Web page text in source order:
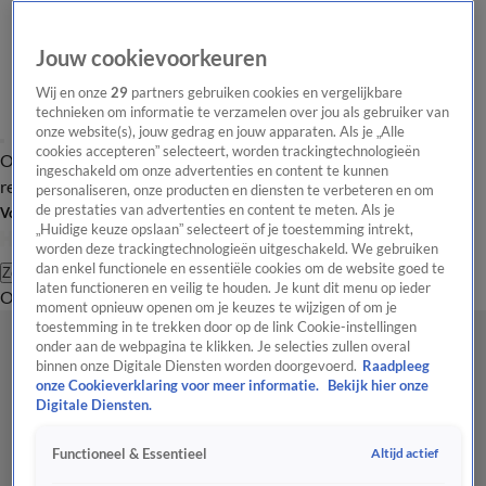
Overzicht Laatste nieuws Regionieuws Het beste van Hart
Tip de
redactie
Volg Hart van Nederland
Zoeken
OverzichtRegioUitzendingenWeerTip de redactiePanelVideo's
Jouw cookievoorkeuren
Wij en onze29 partners gebruiken cookies en vergelijkbare
technieken om informatie te verzamelen over jou als gebruiker van
onze website(s), jouw gedrag en jouw apparaten. Als je „Alle
cookies accepteren” selecteert, worden trackingtechnologieën
ingeschakeld om onze advertenties en content te kunnen
personaliseren, onze producten en diensten te verbeteren en om
de prestaties van advertenties en content te meten. Als je
„Huidige keuze opslaan” selecteert of je toestemming intrekt,
worden deze trackingtechnologieën uitgeschakeld. We gebruiken
dan enkel functionele en essentiële cookies om de website goed te
laten functioneren en veilig te houden. Je kunt dit menu op ieder
moment opnieuw openen om je keuzes te wijzigen of om je
toestemming in te trekken door op de link Cookie-instellingen
onder aan de webpagina te klikken. Je selecties zullen overal
binnen onze Digitale Diensten worden doorgevoerd. Raadpleeg
onze Cookieverklaring voor meer informatie.
Bekijk hier onze
Digitale Diensten.
Functioneel & Essentieel Altijd actief